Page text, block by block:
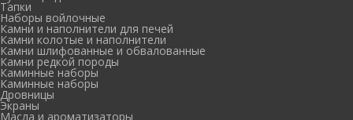
Тапки
Наборы войлочные
Камни и наполнители для печей
Камни колотые и наполнители
Камни шлифованные и обвалованные
Камни редкой породы
Каминные наборы
Каминные наборы
Дровницы
Экраны
Масла и ароматизаторы